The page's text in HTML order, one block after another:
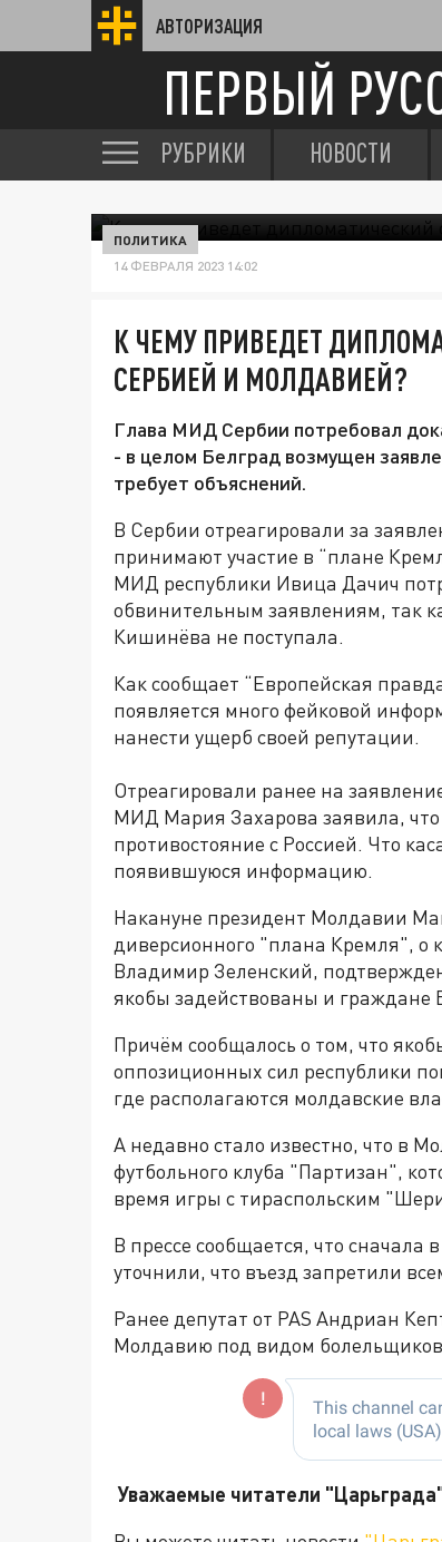
АВТОРИЗАЦИЯ
ПЕРВЫЙ
РУБРИКИ НОВОСТИ
ПОЛИТИКА
14 ФЕВРАЛЯ 2023 14:02
К ЧЕМУ ПРИВЕДЕТ
СЕРБИЕЙ И МОЛДАВИЕЙ?
Глава МИД Сербии потребовал
- в целом Белград возмущен
требует объяснений.
В Сербии отреагировали за
принимают участие в “плане
МИД республики Ивица Дачич
обвинительным заявлениям, так
Кишинёва не поступала.
Как сообщает “Европейская
появляется много фейковой
нанести ущерб своей репутации.
Отреагировали ранее на
МИД Мария Захарова заявила,
противостояние с Россией. Что
появившуюся информацию.
Накануне президент Молдавии
диверсионного "плана Кремля", о
Владимир Зеленский,
якобы задействованы и граждане
Причём сообщалось о том, что
оппозиционных сил республики
где располагаются молдавские
А недавно стало известно, что в
футбольного клуба "Партизан",
время игры с тираспольским
В прессе сообщается, что сначала
уточнили, что въезд запретили
Ранее депутат от PAS Андриан
Молдавию под видом
Уважаемые читатели